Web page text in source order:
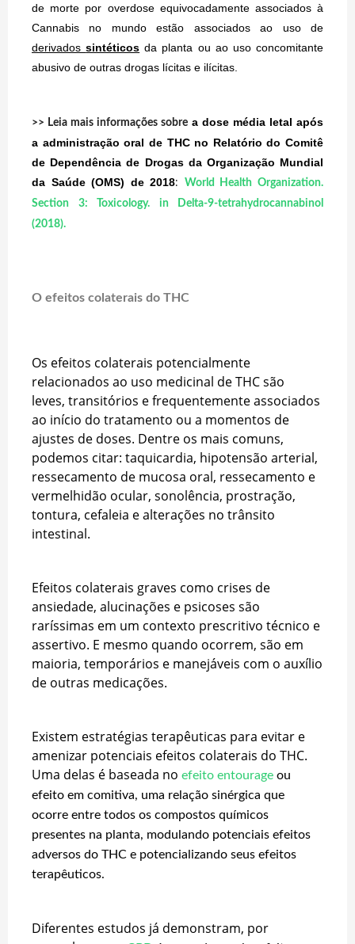
de morte por overdose equivocadamente associados à
Cannabis no mundo estão associados ao uso de
derivadossintéticos da planta ou ao uso concomitante
abusivo de outras drogas lícitas e ilícitas.
>> Leia mais informações sobre a dose média letal após
a administração oral de THC no Relatório do Comitê
de Dependência de Drogas da Organização Mundial
da Saúde (OMS) de 2018:
World Health Organization.
Section 3: Toxicology. in Delta-9-tetrahydrocannabinol
(2018).
O efeitos colaterais do THC
Os efeitos colaterais potencialmente
relacionados ao uso medicinal de THC são
leves, transitórios e frequentemente associados
ao início do tratamento ou a momentos de
ajustes de doses. Dentre os mais comuns,
podemos citar: taquicardia, hipotensão arterial,
ressecamento de mucosa oral, ressecamento e
vermelhidão ocular, sonolência, prostração,
tontura, cefaleia e alterações no trânsito
intestinal.
Efeitos colaterais graves como crises de
ansiedade, alucinações e psicoses são
raríssimas em um contexto prescritivo técnico e
assertivo. E mesmo quando ocorrem, são em
maioria, temporários e manejáveis com o auxílio
de outras medicações.
Existem estratégias terapêuticas para evitar e
amenizar potenciais efeitos colaterais do THC.
Uma delas é baseada no efeito entourage ou
efeito em comitiva, uma relação sinérgica que
ocorre entre todos os compostos químicos
presentes na planta, modulando potenciais efeitos
adversos do THC e potencializando seus efeitos
terapêuticos.
Diferentes estudos já demonstram, por